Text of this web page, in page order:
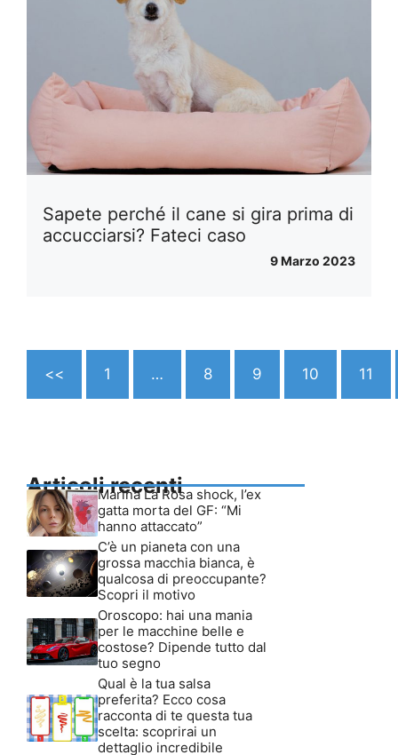
Sapete perché il cane si gira prima di
accucciarsi? Fateci caso
9 Marzo 2023
<< 1 … 8 9 10 11
Articoli recenti
Marina La Rosa shock, l’ex
gatta morta del GF: “Mi
hanno attaccato”
C’è un pianeta con una
grossa macchia bianca, è
qualcosa di preoccupante?
Scopri il motivo
Oroscopo: hai una mania
per le macchine belle e
costose? Dipende tutto dal
tuo segno
Qual è la tua salsa
preferita? Ecco cosa
racconta di te questa tua
scelta: scoprirai un
dettaglio incredibile